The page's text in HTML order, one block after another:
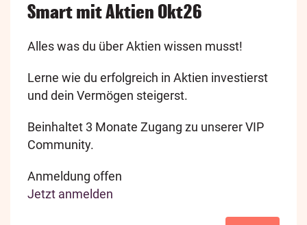
Smart mit Aktien Okt26
Alles was du über Aktien wissen musst!
Lerne wie du erfolgreich in Aktien investierst
und dein Vermögen steigerst.
Beinhaltet 3 Monate Zugang zu unserer VIP
Community.
Anmeldung offen
Jetzt anmelden